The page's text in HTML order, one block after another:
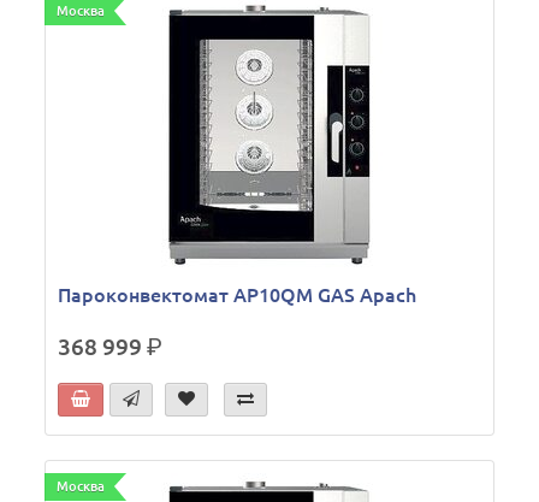
Москва
Пароконвектомат AP10QM GAS Apach
368 999р.
Москва